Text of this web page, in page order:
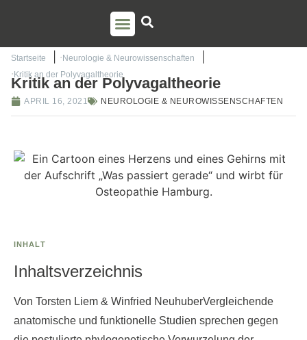
Startseite
Neurologie & Neurowissenschaften
Kritik an der Polyvagaltheorie
Kritik an der Polyvagaltheorie
APRIL 16, 2021 NEUROLOGIE & NEUROWISSENSCHAFTEN
INHALT
Inhaltsverzeichnis
Von Torsten Liem & Winfried NeuhuberVergleichende
anatomische und funktionelle Studien sprechen gegen